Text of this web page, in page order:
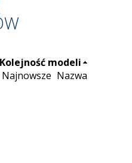
Kolejność modeli
Najnowsze Nazwa